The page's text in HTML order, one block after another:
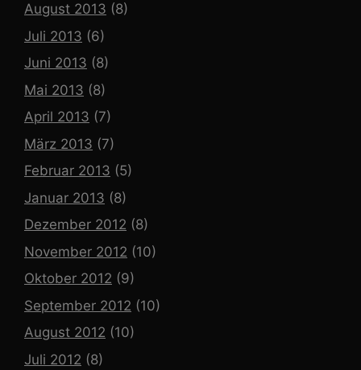
August 2013 (8)
Juli 2013 (6)
Juni 2013 (8)
Mai 2013 (8)
April 2013 (7)
März 2013 (7)
Februar 2013 (5)
Januar 2013 (8)
Dezember 2012 (8)
November 2012 (10)
Oktober 2012 (9)
September 2012 (10)
August 2012 (10)
Juli 2012 (8)